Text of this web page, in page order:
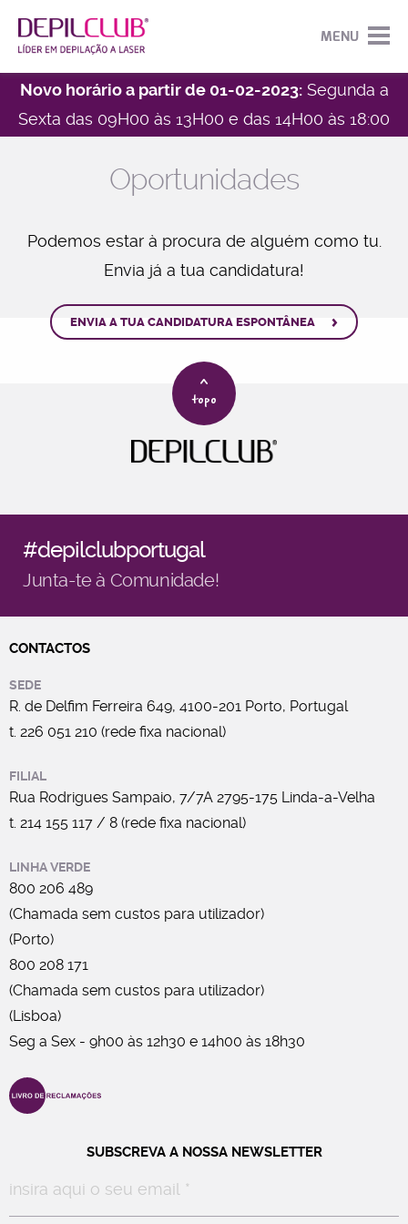
MENU
HOME
SOBRE A DEPILCLUB
DEPILAÇÃO
LASER DIODO ACTIVE +
NO HAIR DEPIL CARE
CAMPANHAS
CENTROS
DEPILPARTNER
Novo horário a partir de 01-02-2023:Segunda a
Sexta das 09H00 às 13H00 e das 14H00 às 18:00
Oportunidades
Podemos estar à procura de alguém como tu.
Envia já a tua candidatura!
ENVIA A TUA CANDIDATURA ESPONTÂNEA >
>
topo
#depilclubportugal
Junta-te à Comunidade!
CONTACTOS
SEDE
R. de Delfim Ferreira 649, 4100-201 Porto, Portugal
t. 226 051 210 (rede fixa nacional)
FILIAL
Rua Rodrigues Sampaio, 7/7A 2795-175 Linda-a-Velha
t. 214 155 117 / 8 (rede fixa nacional)
LINHA VERDE
800 206 489
(Chamada sem custos para utilizador)
(Porto)
800 208 171
(Chamada sem custos para utilizador)
(Lisboa)
Seg a Sex - 9h00 às 12h30 e 14h00 às 18h30
SUBSCREVA A NOSSA NEWSLETTER